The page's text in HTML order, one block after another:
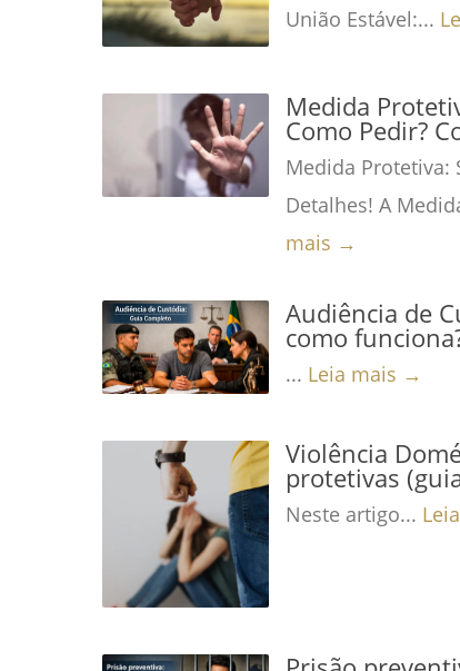
União Estável:...
Medida
Como Pedir?
Medida Protetiva:
Detalhes! A
mais →
Audiência de
como
... Leia mais →
Violência
protetivas
Neste artigo...